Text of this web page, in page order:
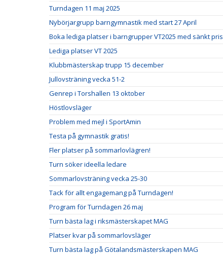
Turndagen 11 maj 2025
Nybörjargrupp barngymnastik med start 27 April
Boka lediga platser i barngrupper VT2025 med sänkt pris
Lediga platser VT 2025
Klubbmästerskap trupp 15 december
Jullovsträning vecka 51-2
Genrep i Torshallen 13 oktober
Höstlovsläger
Problem med mejl i SportAmin
Testa på gymnastik gratis!
Fler platser på sommarlovlägren!
Turn söker ideella ledare
Sommarlovsträning vecka 25-30
Tack för allt engagemang på Turndagen!
Program för Turndagen 26 maj
Turn bästa lag i riksmästerskapet MAG
Platser kvar på sommarlovsläger
Turn bästa lag på Götalandsmästerskapen MAG